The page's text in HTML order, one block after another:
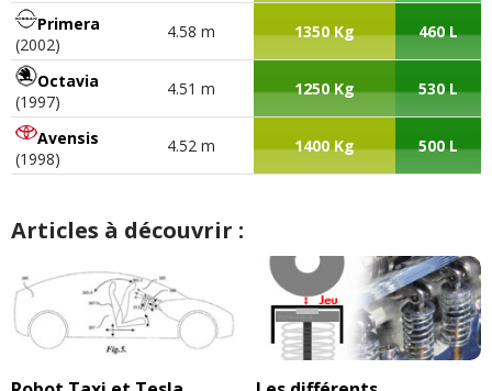
Primera
(2002)
4.58 m 1350 Kg 460 L
Octavia
(1997)
4.51 m 1250 Kg 530 L
Avensis
(1998)
4.52 m 1400 Kg 500 L
Articles à découvrir :